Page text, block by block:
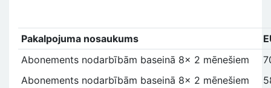
Pakalpojuma nosaukums
Abonements nodarbībām baseinā 8x 2 mēnešiem
Abonements nodarbībām baseinā 8x 2 mēnešiem